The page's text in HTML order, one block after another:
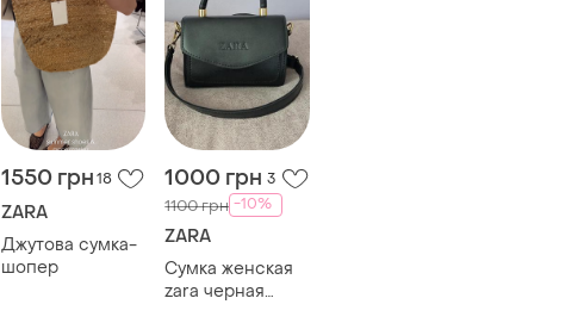
1550 грн18
ZARA
Джутова сумка-
шопер
1000 грн 3
1100 грн -10%
ZARA
Сумка женская
zara черная